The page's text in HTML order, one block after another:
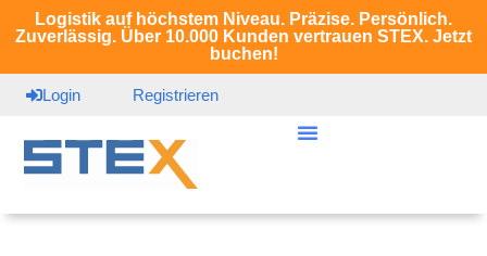
Logistik auf höchstem Niveau. Präzise. Persönlich.
Zuverlässig. Über 10.000 Kunden vertrauen STEX. Jetzt
buchen!
Login Registrieren